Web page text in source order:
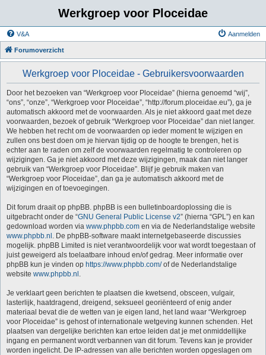
Werkgroep voor Ploceidae
V&A Aanmelden
Forumoverzicht
Werkgroep voor Ploceidae - Gebruikersvoorwaarden
Door het bezoeken van “Werkgroep voor Ploceidae” (hierna genoemd “wij”,
“ons”, “onze”, “Werkgroep voor Ploceidae”, “http://forum.ploceidae.eu”), ga je
automatisch akkoord met de voorwaarden. Als je niet akkoord gaat met deze
voorwaarden, bezoek of gebruik “Werkgroep voor Ploceidae” dan niet langer.
We hebben het recht om de voorwaarden op ieder moment te wijzigen en
zullen ons best doen om je hiervan tijdig op de hoogte te brengen, het is
echter aan te raden om zelf de voorwaarden regelmatig te controleren op
wijzigingen. Ga je niet akkoord met deze wijzigingen, maak dan niet langer
gebruik van “Werkgroep voor Ploceidae”. Blijf je gebruik maken van
“Werkgroep voor Ploceidae”, dan ga je automatisch akkoord met de
wijzigingen en of toevoegingen.
Dit forum draait op phpBB. phpBB is een bulletinboardoplossing die is
uitgebracht onder de “GNU General Public License v2” (hierna “GPL”) en kan
gedownload worden via www.phpbb.com en via de Nederlandstalige website
www.phpbb.nl . De phpBB-software maakt internetgebaseerde discussies
mogelijk. phpBB Limited is niet verantwoordelijk voor wat wordt toegestaan of
juist geweigerd als toelaatbare inhoud en/of gedrag. Meer informatie over
phpBB kun je vinden op https://www.phpbb.com/of de Nederlandstalige
website www.phpbb.nl .
Je verklaart geen berichten te plaatsen die kwetsend, obsceen, vulgair,
lasterlijk, haatdragend, dreigend, seksueel georiënteerd of enig ander
materiaal bevat die de wetten van je eigen land, het land waar “Werkgroep
voor Ploceidae” is gehost of internationale wetgeving kunnen schenden. Het
plaatsen van dergelijke berichten kan ertoe leiden dat je met onmiddellijke
ingang en permanent wordt verbannen van dit forum. Tevens kan je provider
worden ingelicht. De IP-adressen van alle berichten worden opgeslagen om